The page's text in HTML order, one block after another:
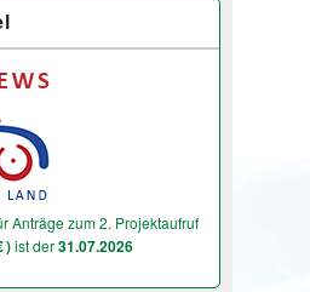
Anträge zum 2. Projektaufruf
)ist der31.07.2026